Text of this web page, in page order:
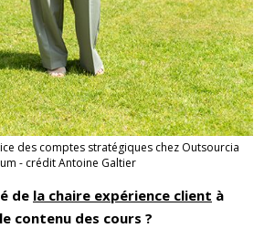
des comptes stratégiques chez Outsourcia
- crédit Antoine Galtier
de la chaire expérience client à
contenu des cours ?